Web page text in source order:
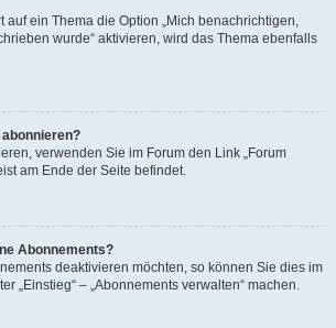
auf ein Thema die Option „Mich benachrichtigen,
wurde“ aktivieren, wird das Thema ebenfalls
verwenden Sie im Forum den Link „Forum
am Ende der Seite befindet.
Abonnements?
deaktivieren möchten, so können Sie dies im
„Einstieg“ – „Abonnements verwalten“ machen.